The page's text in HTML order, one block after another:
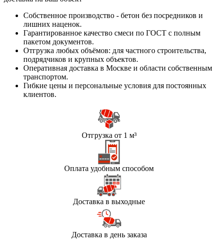
Собственное производство - бетон без посредников и
лишних наценок.
Гарантированное качество смеси по ГОСТ с полным
пакетом документов.
Отгрузка любых объёмов: для частного строительства,
подрядчиков и крупных объектов.
Оперативная доставка в Москве и области собственным
транспортом.
Гибкие цены и персональные условия для постоянных
клиентов.
Отгрузка от 1 м³
Оплата удобным способом
Доставка в выходные
Доставка в день заказа